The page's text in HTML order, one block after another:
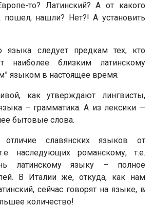
то? Латинский? А от какого
пошел, нашли? Нет?! А установить
языка следует предкам тех, кто
наиболее близким латинскому
языком в настоящее время.
как утверждают лингвисты,
– грамматика. А из лексики —
бытовые слова.
отличие славянских языков от
наследующих романскому, т.е.
латинскому языку – полное
В Италии же, откуда, как нам
сейчас говорят на языке, в
количество!